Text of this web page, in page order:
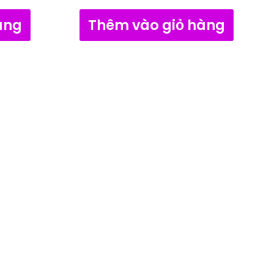
Thêm vào giỏ hàng